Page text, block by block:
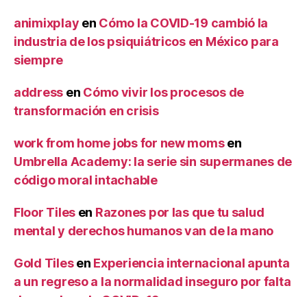
animixplay en Cómo la COVID-19 cambió la
industria de los psiquiátricos en México para
siempre
address en Cómo vivir los procesos de
transformación en crisis
work from home jobs for new momsen
Umbrella Academy: la serie sin supermanes de
código moral intachable
Floor Tiles en Razones por las que tu salud
mental y derechos humanos van de la mano
Gold Tilesen Experiencia internacional apunta
a un regreso a la normalidad inseguro por falta